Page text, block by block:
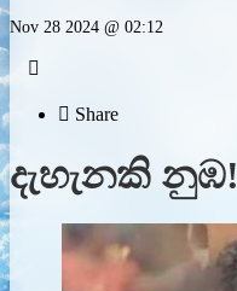
Nov 28 2024 @ 02:12

 Share
දැහැනකි නුඹ!